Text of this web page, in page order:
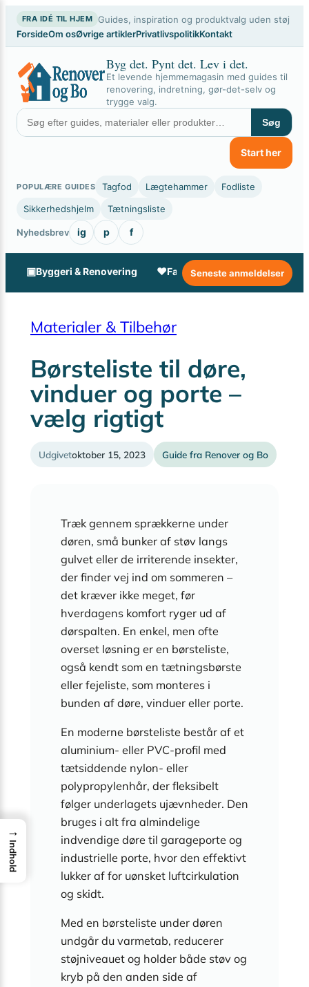
Spring
indhold
FRA IDÉ TIL HJEM Guides, inspiration og produktvalg uden støj
ForsideOm osØvrige artiklerPrivatlivspolitikKontakt
Byg det. Pynt det. Lev i det.
Et levende hjemmemagasin med guides til
renovering, indretning, gør-det-selv og
trygge valg.
Søg
Start her
POPULÆRE GUIDES Tagfod Lægtehammer
Fodliste
Sikkerhedshjelm
Tætningsliste
Nyhedsbrev ig p f
▣Byggeri & Renovering ♥Familie & Livsstil ✦Gør-
Seneste anmeldelser
Materialer & Tilbehør
Børsteliste til døre,
vinduer og porte –
vælg rigtigt
Udgivetoktober 15, 2023 Guide fra Renover og Bo
Træk gennem sprækkerne under
døren, små bunker af støv langs
gulvet eller de irriterende insekter,
der finder vej ind om sommeren –
det kræver ikke meget, før
hverdagens komfort ryger ud af
dørspalten. En enkel, men ofte
overset løsning er en børsteliste,
også kendt som en tætningsbørste
eller fejeliste, som monteres i
bunden af døre, vinduer eller porte.
En moderne børsteliste består af et
aluminium- eller PVC-profil med
tætsiddende nylon- eller
polypropylenhår, der fleksibelt
følger underlagets ujævnheder. Den
bruges i alt fra almindelige
indvendige døre til garageporte og
industrielle porte, hvor den effektivt
lukker af for uønsket luftcirkulation
og skidt.
Med en børsteliste under døren
undgår du varmetab, reducerer
støjniveauet og holder både støv og
kryb på den anden side af
→
Indhold